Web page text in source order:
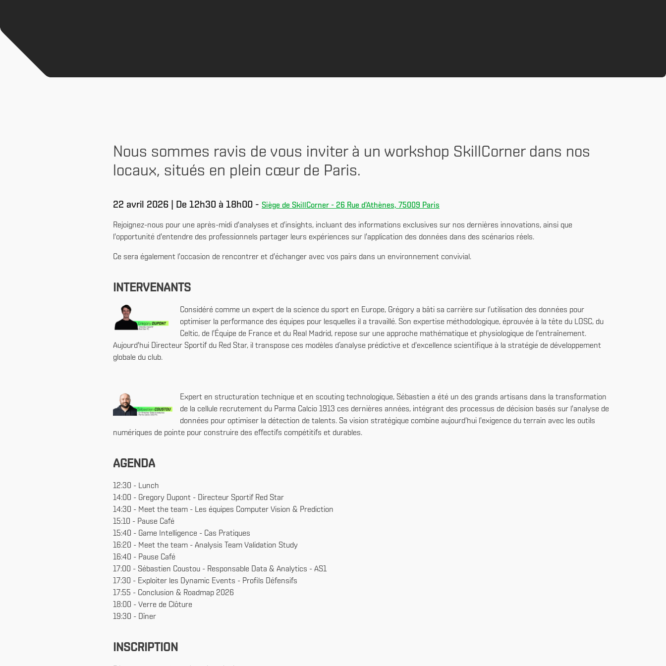
Nous sommes ravis de vous inviter à un workshop SkillCorner dans nos
locaux, situés en plein cœur de Paris.
22 avril 2026 | De 12h30 à 18h00 - Siège de SkillCorner - 26 Rue d'Athènes, 75009 Paris
Rejoignez-nous pour une après-midi d'analyses et d'insights, incluant des informations exclusives sur nos dernières innovations, ainsi que
l'opportunité d'entendre des professionnels partager leurs expériences sur l'application des données dans des scénarios réels.
Ce sera également l'occasion de rencontrer et d'échanger avec vos pairs dans un environnement convivial.
INTERVENANTS
Considéré comme un expert de la science du sport en Europe, Grégory a bâti sa carrière sur l'utilisation des données pour
optimiser la performance des équipes pour lesquelles il a travaillé. Son expertise méthodologique, éprouvée à la tête du LOSC, du
Celtic, de l'Équipe de France et du Real Madrid, repose sur une approche mathématique et physiologique de l'entraînement.
Aujourd'hui Directeur Sportif du Red Star, il transpose ces modèles d’analyse prédictive et d'excellence scientifique à la stratégie de développement
globale du club.
Expert en structuration technique et en scouting technologique, Sébastien a été un des grands artisans dans la transformation
de la cellule recrutement du Parma Calcio 1913 ces dernières années, intégrant des processus de décision basés sur l'analyse de
données pour optimiser la détection de talents. Sa vision stratégique combine aujourd'hui l'exigence du terrain avec les outils
numériques de pointe pour construire des effectifs compétitifs et durables.
AGENDA
12:30 - Lunch
14:00 - Gregory Dupont - Directeur Sportif Red Star
14:30 - Meet the team - Les équipes Computer Vision & Prediction
15:10 - Pause Café
15:40 - Game Intelligence - Cas Pratiques
16:20 - Meet the team - Analysis Team Validation Study
16:40 - Pause Café
17:00 - Sébastien Coustou - Responsable Data & Analytics - AS1
17:30 - Exploiter les Dynamic Events - Profils Défensifs
17:55 - Conclusion & Roadmap 2026
18:00 - Verre de Clôture
19:30 - Dîner
INSCRIPTION